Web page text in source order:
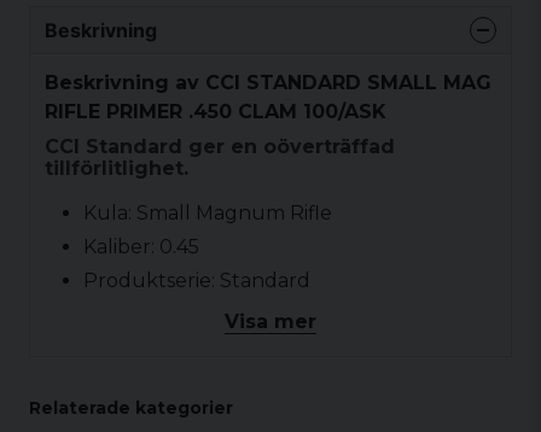
Beskrivning
Beskrivning av CCI STANDARD SMALL MAG
RIFLE PRIMER .450 CLAM 100/ASK
CCI Standard ger en oöverträffad
tillförlitlighet.
Kula: Small Magnum Rifle
Kaliber: 0.45
Produktserie: Standard
Antal per förpackning: 100 st
Visa mer
Relaterade kategorier